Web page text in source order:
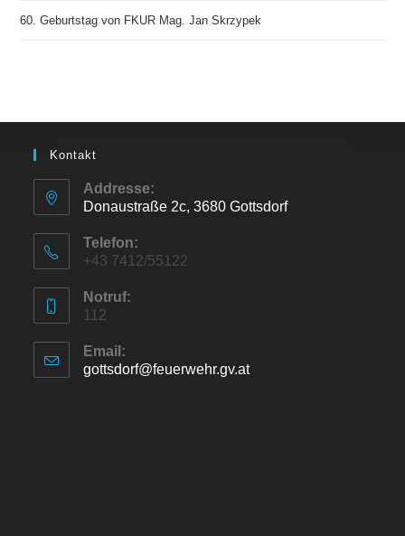
60. Geburtstag von FKUR Mag. Jan Skrzypek
Kontakt
Addresse:
Donaustraße 2c, 3680 Gottsdorf
in
a
new
tab
Telefon:
+43 7412/55122
Notruf:
112
Email:
gottsdorf@feuerwehr.gv.atOpens